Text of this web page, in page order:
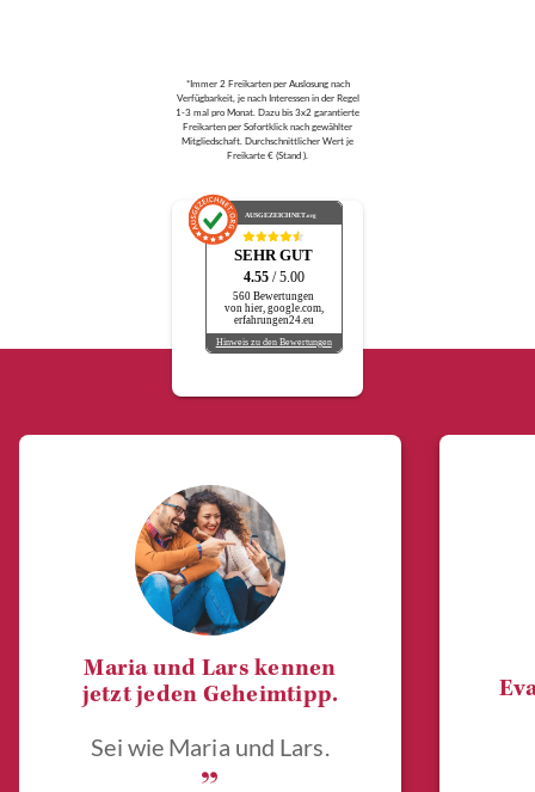
*Immer 2 Freikarten per Auslosung nach
Verfügbarkeit, je nach Interessen in der Regel
1-3 mal pro Monat. Dazu bis 3x2 garantierte
Freikarten per Sofortklick nach gewählter
Mitgliedschaft. Durchschnittlicher Wert je
Freikarte € (Stand ).
AUSGEZEICHNET.org
SEHR GUT
4.55 / 5.00
560 Bewertungen
von hier, google.com,
erfahrungen24.eu
Hinweis zu den Bewertungen
Maria und Lars kennen
jetzt jeden Geheimtipp.
Sei wie Maria und Lars.
„